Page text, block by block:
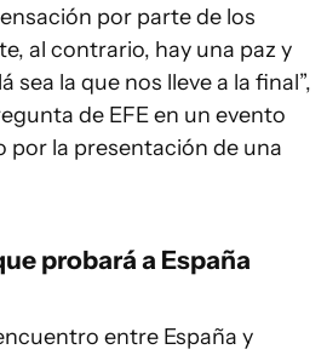
por parte de los
al contrario, hay una paz y
sea la que nos lleve a la final”,
de EFE en un evento
por la presentación de una
probará a España
entre España y